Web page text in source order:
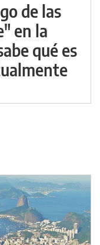
de las
en la
qué es